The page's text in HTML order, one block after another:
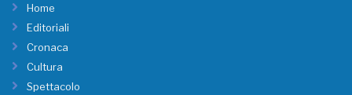
Home
Editoriali
Cronaca
Cultura
Spettacolo